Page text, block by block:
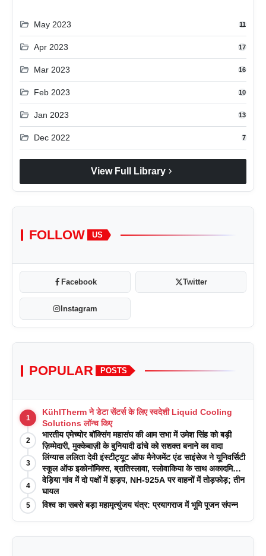
folder_open May 2023 11
folder_open Apr 2023 17
folder_open Mar 2023 16
folder_open Feb 2023 10
folder_open Jan 2023 13
folder_open Dec 2022 7
View Full Library chevron_right
FOLLOW US
Facebook Twitter
Instagram
POPULAR POSTS
1
KühlTherm ने डेटा सेंटर्स के लिए स्वदेशी Liquid Cooling
Solutions लॉन्च किए
2
भारतीय एमेच्योर बॉक्सिंग महासंघ की आम सभा में उमेश सिंह को बड़ी
ज़िम्मेदारी, मुक्केबाज़ी के बुनियादी ढांचे को सशक्त बनाने का वादा
3
लिंग्यास ललिता देवी इंस्टीट्यूट ऑफ मैनेजमेंट एंड साइंसेज ने यूनिवर्सिटी
स्कूल ऑफ इकोनॉमिक्स, ब्रातिस्लावा, स्लोवाकिया के साथ अकादमिक
पत्रिकाओं में प्रकाशन रणनीतियों पर एक दिवसीय कार्यशाला का
आयोजन किया
4
वेड़िया गांव में दो पक्षों में झड़प, NH-925A पर वाहनों में तोड़फोड़; तीन
घायल
5 विश्व का सबसे बड़ा महामृत्युंजय यंत्र: प्रयागराज में भूमि पूजन संपन्न